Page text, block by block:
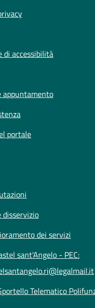
di accessibilità
appuntamento
portale
disservizio
dei servizi
sant'Angelo - PEC:
Telematico